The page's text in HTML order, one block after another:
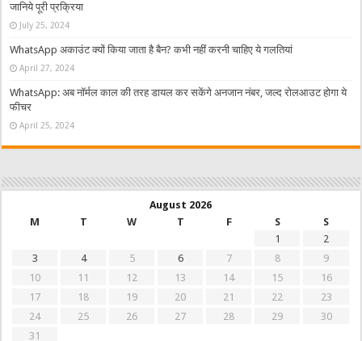
जानिये पूरी प्रक्रिया
July 25, 2024
WhatsApp अकाउंट क्यों किया जाता है बैन? कभी नहीं करनी चाहिए ये गलतियां
April 27, 2024
WhatsApp: अब नॉर्मल काल की तरह डायल कर सकेंगे अनजान नंबर, जल्द रोलआउट होगा ये
फीचर
April 25, 2024
August 2026
M
T W T F S
S
1
2
3
4 5 6 7 8
9
10
11 12 13 14 15
16
17
18 19 20 21 22
23
24
25 26 27 28 29
30
31